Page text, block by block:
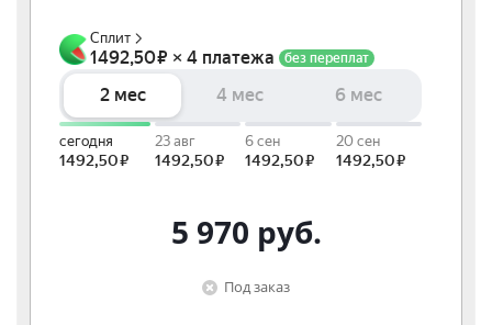
5 970 руб.
Под заказ